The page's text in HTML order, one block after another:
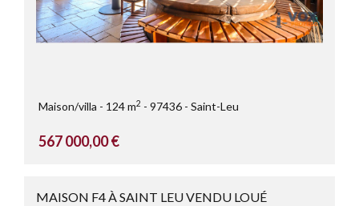
Maison/villa 124 m2 97436 Saint-Leu
567 000,00 €
MAISON F4 À SAINT LEU VENDU LOUÉ